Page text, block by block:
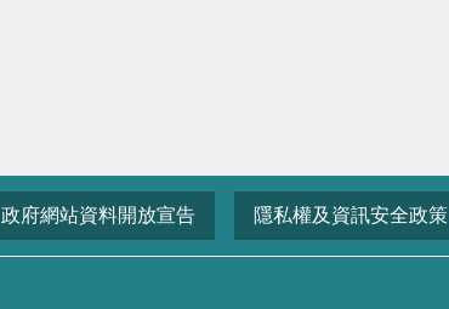
政府網站資料開放宣告 隱私權及資訊安全政策